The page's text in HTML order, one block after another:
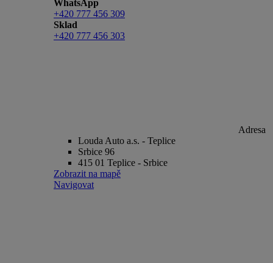
WhatsApp
+420 777 456 309
Sklad
+420 777 456 303
Adresa
Louda Auto a.s. - Teplice
Srbice 96
415 01 Teplice - Srbice
Zobrazit na mapě
Navigovat